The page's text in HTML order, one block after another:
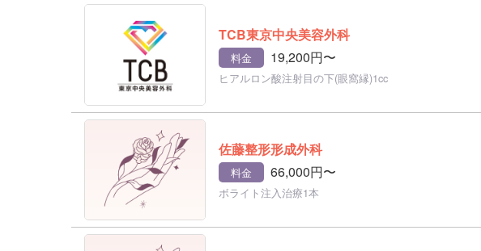
TCB東京中央美容外科
料金 19,200円〜
ヒアルロン酸注射目の下(眼窩縁)1cc
佐藤整形形成外科
料金 66,000円〜
ボライト注入治療1本